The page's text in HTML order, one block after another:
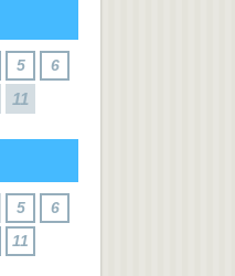
5
6
11
5
6
11